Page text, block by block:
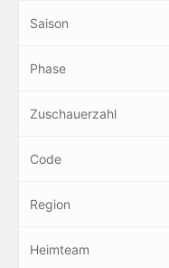
Saison
Phase
Zuschauerzahl
Code
Region
Heimteam